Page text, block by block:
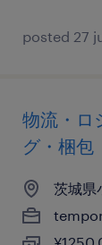
posted 27
物流・ロ
グ・梱包
茨城県